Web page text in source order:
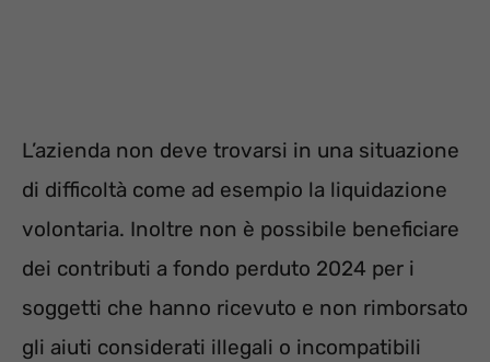
L’azienda non deve trovarsi in una situazione
di difficoltà come ad esempio la liquidazione
volontaria. Inoltre non è possibile beneficiare
dei contributi a fondo perduto 2024 per i
soggetti che hanno ricevuto e non rimborsato
gli aiuti considerati illegali o incompatibili